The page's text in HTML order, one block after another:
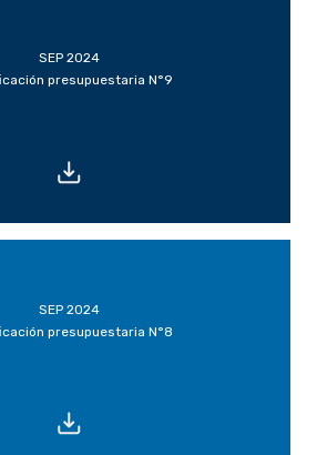
SEP 2024
presupuestaria N°9
SEP 2024
presupuestaria N°8